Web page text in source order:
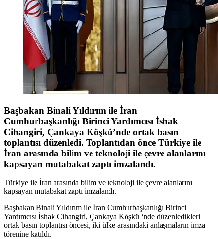
Başbakan Binali Yıldırım ile İran
Cumhurbaşkanlığı Birinci Yardımcısı İshak
Cihangiri, Çankaya Köşkü’nde ortak basın
toplantısı düzenledi. Toplantıdan önce Türkiye ile
İran arasında bilim ve teknoloji ile çevre alanlarını
kapsayan mutabakat zaptı imzalandı.
Türkiye ile İran arasında bilim ve teknoloji ile çevre alanlarını
kapsayan mutabakat zaptı imzalandı.
Başbakan Binali Yıldırım ile İran Cumhurbaşkanlığı Birinci
Yardımcısı İshak Cihangiri, Çankaya Köşkü ‘nde düzenledikleri
ortak basın toplantısı öncesi, iki ülke arasındaki anlaşmaların imza
törenine katıldı.